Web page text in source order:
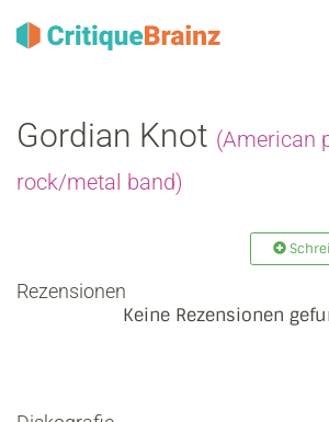
Gordian Knot (American
rock/metal band)
Rezensionen
Keine Rezensionen